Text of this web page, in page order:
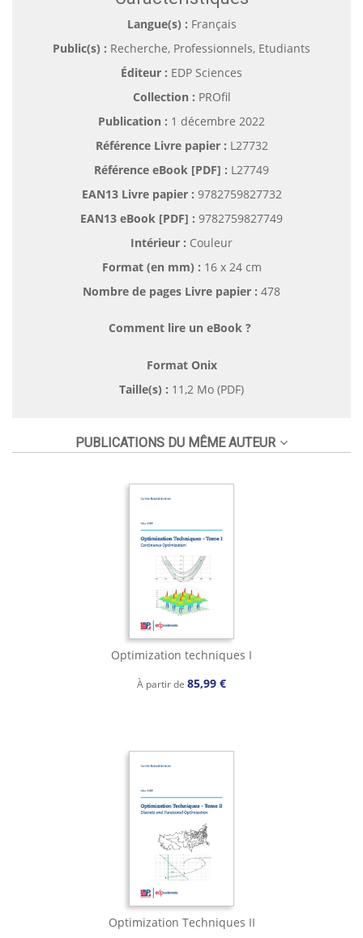
Langue(s) : Français
Public(s) : Recherche, Professionnels, Etudiants
Éditeur : EDP Sciences
Collection : PROfil
Publication : 1 décembre 2022
Référence Livre papier : L27732
Référence eBook [PDF] : L27749
EAN13 Livre papier : 9782759827732
EAN13 eBook [PDF] : 9782759827749
Intérieur : Couleur
Format (en mm) : 16 x 24 cm
Nombre de pages Livre papier : 478
Comment lire un eBook ?
Format Onix
Taille(s) : 11,2 Mo (PDF)
PUBLICATIONS DU MÊME AUTEUR
Optimization techniques I
À partir de 85,99 €
Optimization Techniques II